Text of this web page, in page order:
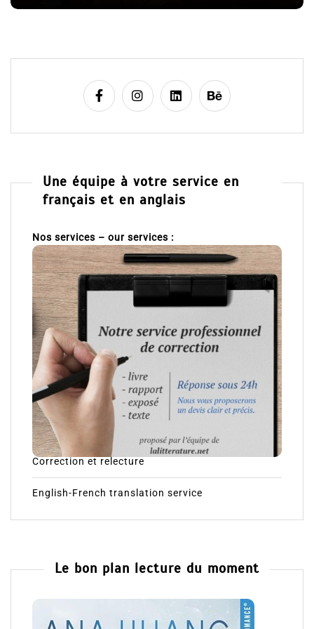
e
Une équipe à votre service en
français et en anglais
Nos services – our services :
Correction et relecture
English-French translation service
Le bon plan lecture du moment